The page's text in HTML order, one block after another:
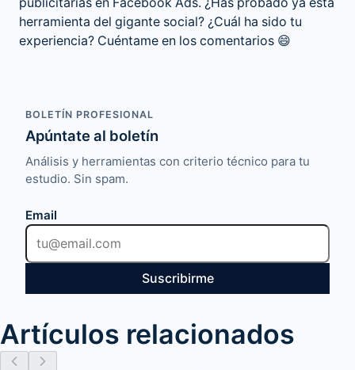
publicitarias en Facebook Ads. ¿Has probado ya esta
herramienta del gigante social? ¿Cuál ha sido tu
experiencia? Cuéntame en los comentarios 😄
BOLETÍN PROFESIONAL
Apúntate al boletín
Análisis y herramientas con criterio técnico para tu
estudio. Sin spam.
Email
Suscribirme
Artículos relacionados